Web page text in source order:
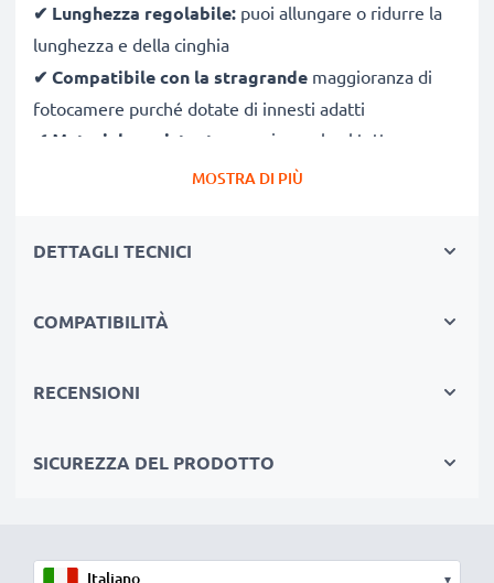
✔ Lunghezza regolabile: puoi allungare o ridurre la
lunghezza e della cinghia
✔ Compatibile con la stragrande maggioranza di
fotocamere purché dotate di innesti adatti
✔ Materiale resistente
, ma piacevole al tatto, non
puzza né si attorciglia facilmente
Marca:CELLONIC
la fotocamera comodamente accessibile -
MOSTRA DI PIÙ
DETTAGLI TECNICI
COMPATIBILITÀ
RECENSIONI
SICUREZZA DEL PRODOTTO
▾